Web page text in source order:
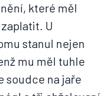
které měl
U
stanul nejen
mu měl tuhle
soudce na jaře